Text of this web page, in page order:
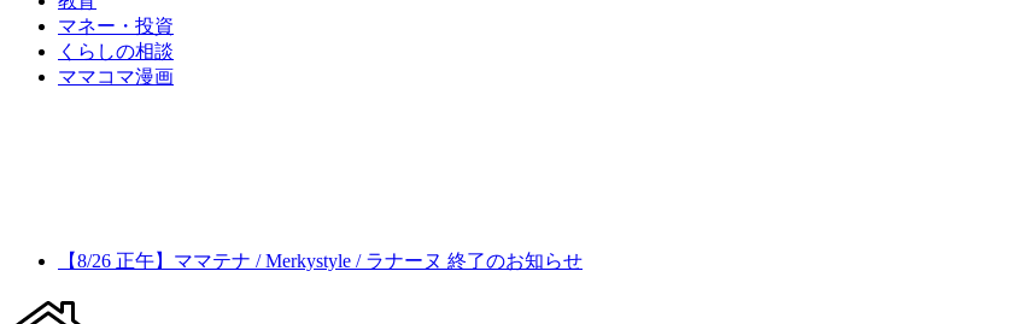
マネー・投資
くらしの相談
ママコマ漫画
【8/26 正午】ママテナ / Merkystyle / ラナーヌ 終了のお知らせ